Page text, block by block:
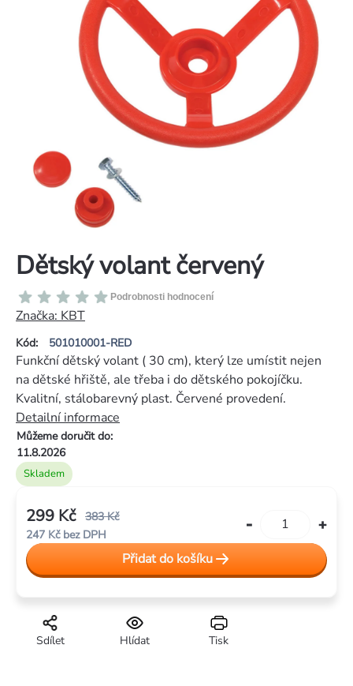
Dětský volant červený
Kód: 501010001-RED
Průměrné
hodnocení
produktu
je
z
5
hvězdiček.
Podrobnosti hodnocení
Značka: KBT
Skladem
Můžeme doručit do:
11.8.2026
Funkční dětský volant ( 30 cm), který lze umístit nejen
na dětské hřiště, ale třeba i do dětského pokojíčku.
Kvalitní, stálobarevný plast. Červené provedení.
Detailní informace
Tisk
Hlídat
Sdílet
383 Kč
299 Kč
247 Kč bez DPH
Měrná
cena:
Přidat do košíku